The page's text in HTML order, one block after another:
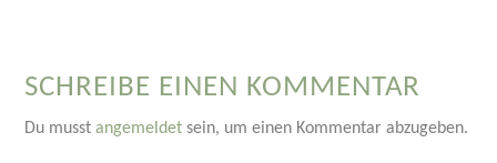
SCHREIBE EINEN KOMMENTAR
Du musstangemeldet sein, um einen Kommentar abzugeben.